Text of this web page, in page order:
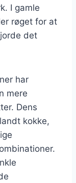
I gamle
røget for at
det
har
mere
Dens
kokke,